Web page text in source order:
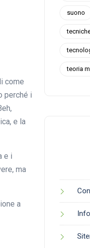
come
perché i
e la
e i
ma
a
suono
teoria